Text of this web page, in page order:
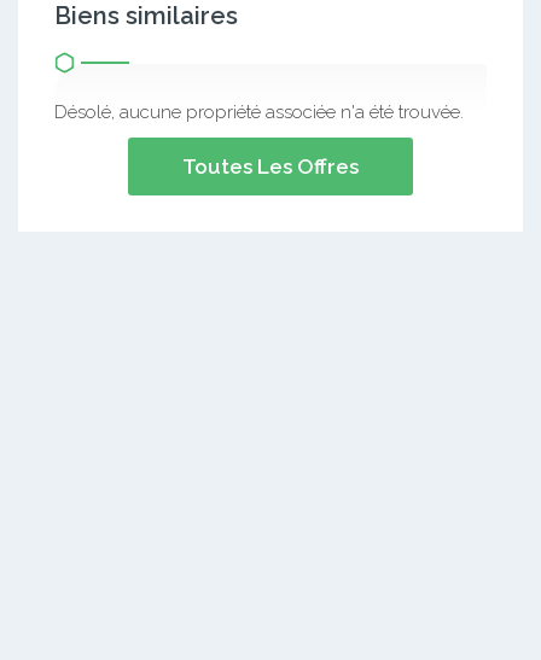
Biens similaires
Désolé, aucune propriété associée n'a été trouvée.
Toutes Les Offres